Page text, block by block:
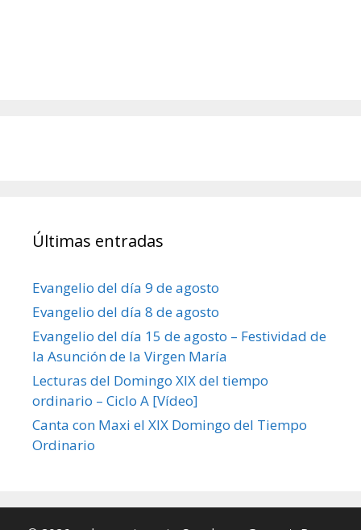
Últimas entradas
Evangelio del día 9 de agosto
Evangelio del día 8 de agosto
Evangelio del día 15 de agosto – Festividad de
la Asunción de la Virgen María
Lecturas del Domingo XIX del tiempo
ordinario – Ciclo A [Vídeo]
Canta con Maxi el XIX Domingo del Tiempo
Ordinario